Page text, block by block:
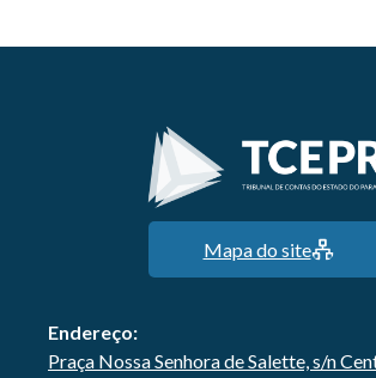
Mapa do site
Endereço:
Praça Nossa Senhora de Salette, s/n